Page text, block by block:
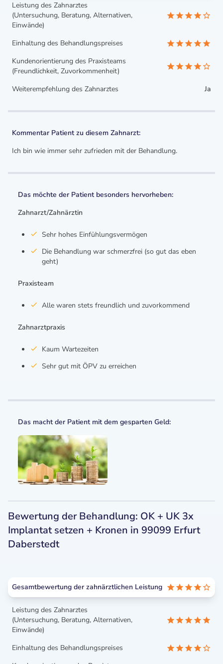
Leistung des Zahnarztes
(Untersuchung, Beratung, Alternativen,
Einwände)
Einhaltung des Behandlungspreises
Kundenorientierung des Praxisteams
(Freundlichkeit, Zuvorkommenheit)
Weiterempfehlung des Zahnarztes
Ja
Kommentar Patient zu diesem Zahnarzt:
Ich bin wie immer sehr zufrieden mit der Behandlung.
Das möchte der Patient besonders hervorheben:
Zahnarzt/Zahnärztin
Sehr hohes Einfühlungsvermögen
Die Behandlung war schmerzfrei (so gut das eben
geht)
Praxisteam
Alle waren stets freundlich und zuvorkommend
Zahnarztpraxis
Kaum Wartezeiten
Sehr gut mit ÖPV zu erreichen
Das macht der Patient mit dem gesparten Geld:
Bewertung der Behandlung: OK + UK 3x
Implantat setzen + Kronen in 99099 Erfurt
Daberstedt
Gesamtbewertung der zahnärztlichen Leistung
Leistung des Zahnarztes
(Untersuchung, Beratung, Alternativen,
Einwände)
Einhaltung des Behandlungspreises